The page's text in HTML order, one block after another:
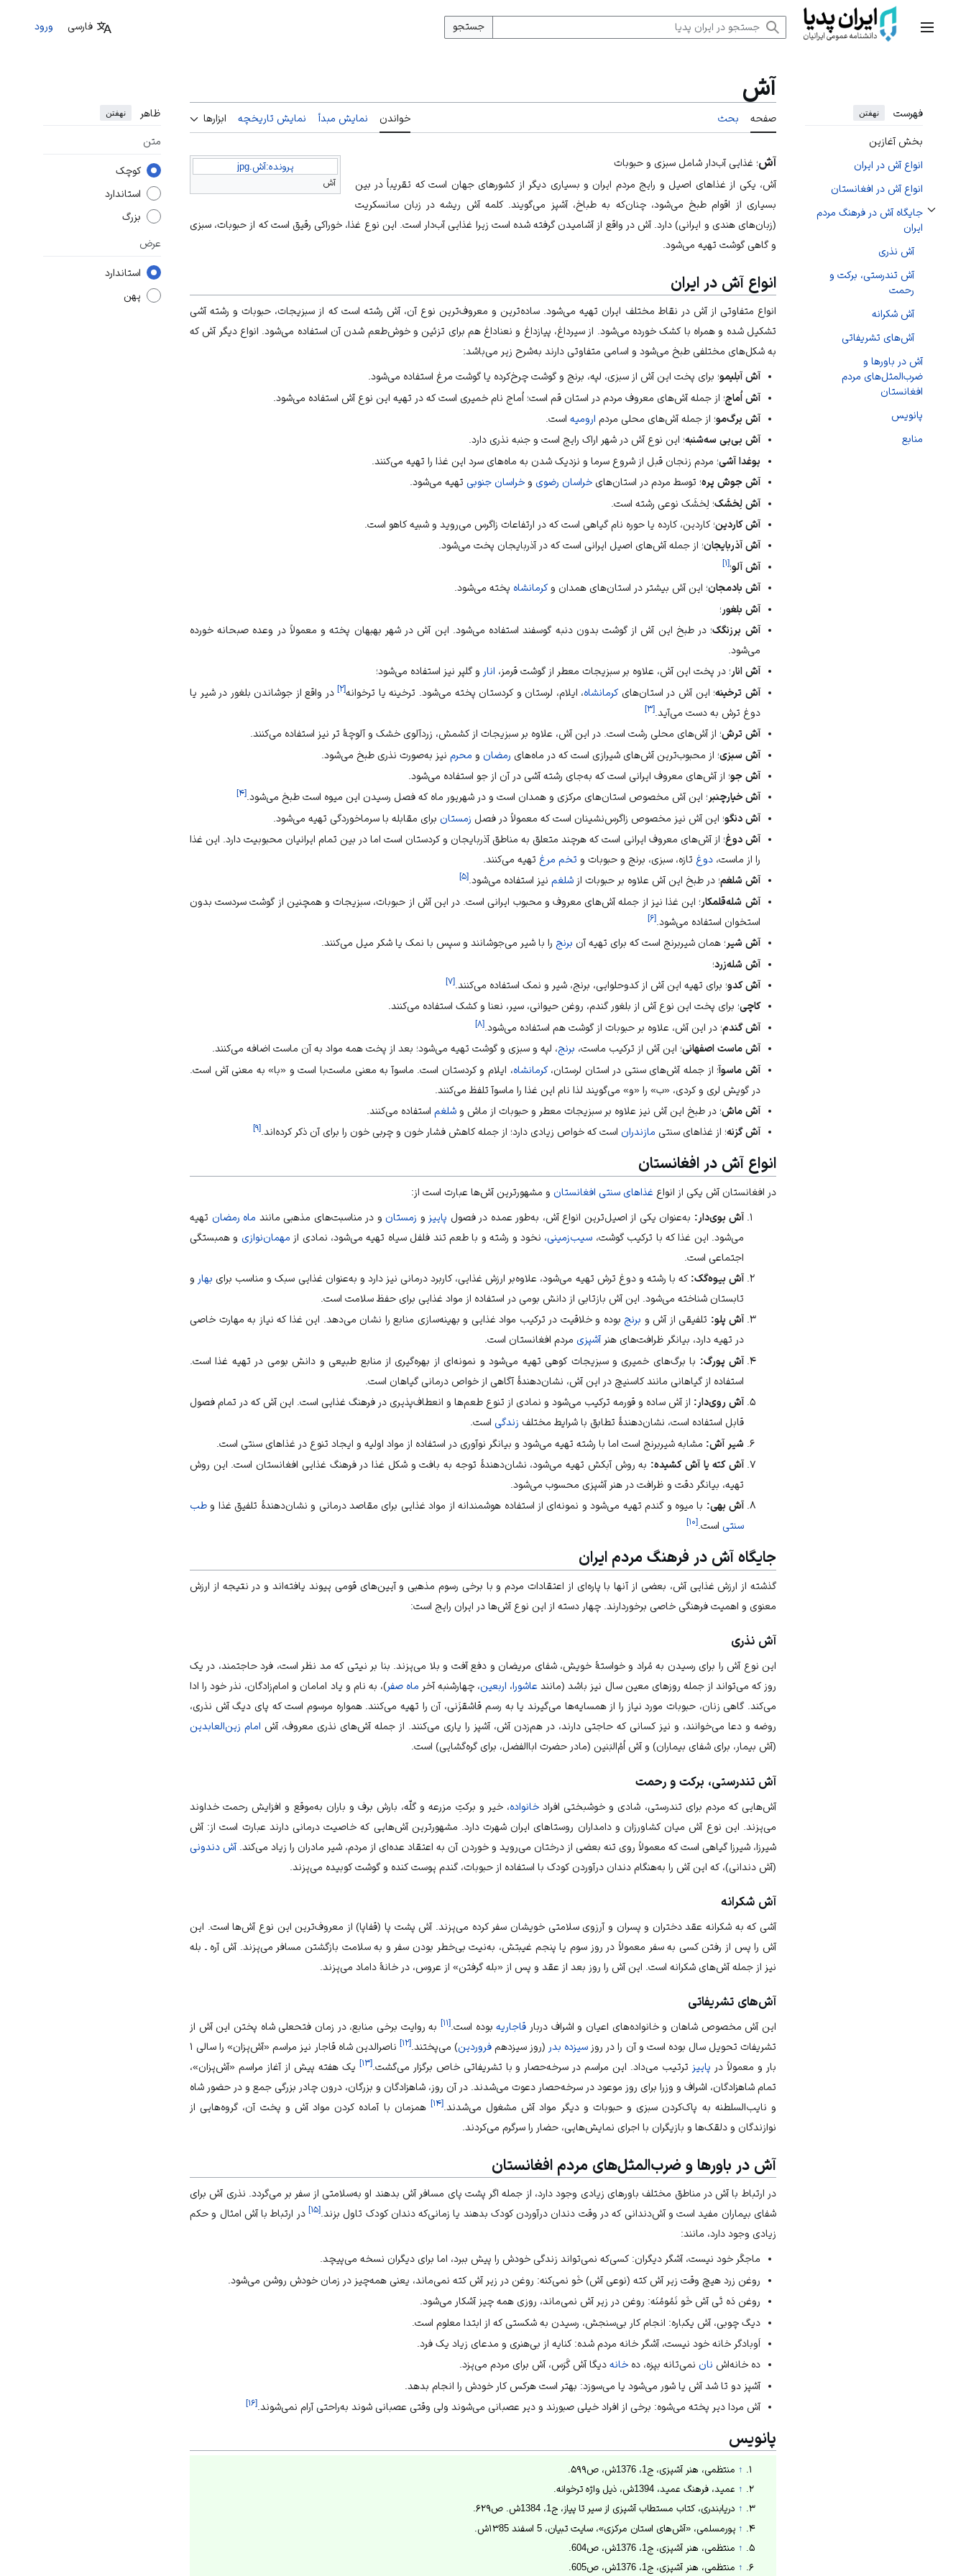
منوی اصلی
جستجو فارسی ورود
فهرست نهفتن
بخش آغازین
انواع آش در ایران
انواع آش در افغانستان
جایگاه آش در فرهنگ مردم
ایران
تغییر وضعیت زیربخش‌های جایگاه آش در فرهنگ مردم ایران
آش نذری
آش تندرستی، برکت و
رحمت
آش شکرانه
آش‌های تشریفاتی
آش در باورها و
ضرب‌المثل‌های مردم
افغانستان
پانویس
منابع
آش
صفحه بحث خواندن نمایش مبدأ نمایش تاریخچه ابزارها ظاهر نهفتن
متن
کوچک
استاندارد
بزرگ
عرض
استاندارد
پهن
پرونده:آش.jpg
آش
آش؛ غذایی آب‌دار شامل سبزی و حبوبات
آش، یکی از غذاهای اصیل و رایج مردم ایران و بسیاری دیگر از کشورهای جهان است که تقریباً در بین
بسیاری از اقوام طبخ می‌شود، چنان‌که به طباخ، آشپز می‌گویند. کلمه آش ریشه در زبان سانسکریت
(زبان‌های هندی و ایرانی) دارد. آش در واقع از آشامیدن گرفته شده است زیرا غذایی آب‌دار است. این نوع غذا، خوراکی رقیق است که از حبوبات، سبزی
و گاهی گوشت تهیه می‌شود.
انواع آش در ایران
انواع متفاوتی از آش در نقاط مختلف ایران تهیه می‌شود. ساده‌ترین و معروف‌ترین نوع آن، آش رشته است که از سبزیجات، حبوبات و رشته آشی
تشکیل شده و همراه با کشک خورده می‌شود. از سیرداغ، پیازداغ و نعناداغ هم برای تزئین و خوش‌طعم شدن آن استفاده می‌شود. انواع دیگر آش که
به شکل‌های مختلفی طبخ می‌شود و اسامی متفاوتی دارند به‌شرح زیر می‌باشد:
آش آبلیمو؛ برای پخت این آش از سبزی، لپه، برنج و گوشت چرخ‌کرده یا گوشت مرغ استفاده می‌شود.
آش اُماج؛ از جمله آش‌های معروف مردم در استانقم است؛ اُماج نام خمیری است که در تهیه این نوع آش استفاده می‌شود.
آش برگ‌مو؛ از جمله آش‌های محلی مردم ارومیه است.
آش بی‌بی سه‌شنبه؛ این نوع آش در شهر اراک رایج است و جنبه نذری دارد.
بوغدا آشی؛ مردم زنجان قبل از شروع سرما و نزدیک شدن به ماه‌های سرد این غذا را تهیه می‌کنند.
آش جوش پره؛ توسط مردم در استان‌هایخراسان رضوی وخراسان جنوبی تهیه می‌شود.
آش لِخشَک؛ لِخشَک نوعی رشته است.
آش کاردین؛ کاردین، کارده یا حوره نام گیاهی است که در ارتفاعات زاگرس می‌روید و شبیه کاهو است.
آش آذربایجان؛ از جمله آش‌های اصیل ایرانی است که درآذربایجان پخت می‌شود.
آش آلو؛[۱]
آش بادمجان؛ این آش بیشتر در استان‌هایهمدان وکرمانشاه پخته می‌شود.
آش بلغور ؛
آش برزنگک؛ در طبخ این آش از گوشت بدون دنبه گوسفند استفاده می‌شود. این آش در شهر بهبهان پخته و معمولاً در وعده صبحانه خورده
می‌شود.
آش انار ؛ در پخت این آش، علاوه بر سبزیجات معطر از گوشت قرمز، انار و گلپر نیز استفاده می‌شود؛
آش ترخینه؛ این آش در استان‌هایکرمانشاه، ایلام، لرستان وکردستان پخته می‌شود. ترخینه یا ترخوانه[۲]در واقع از جوشاندن بلغور در شیر یا
دوغ ترش به دست می‌آید.[۳]
آش ترش؛ از آش‌های محلی رشت است. در این آش، علاوه بر سبزیجات ازکشمش، زردآلوی خشک و آلوچهٔ تر نیز استفاده می‌کنند.
آش سبزی؛ از محبوب‌ترین آش‌های شیرازی است که در ماه‌های رمضان و محرم نیز به‌صورت نذری طبخ می‌شود.
آش جو؛ از آش‌های معروف ایرانی است که به‌جای رشته آشی در آن از جو استفاده می‌شود.
آش خیارچنبر ؛ این آش مخصوص استان‌های مرکزی وهمدان است و درشهریور ماه که فصل رسیدن این میوه است طبخ می‌شود.[۴]
آش دنگو؛ این آش نیز مخصوص زاگرس‌نشینان است که معمولاً در فصل زمستان برای مقابله با سرماخوردگی تهیه می‌شود.
آش دوغ؛ از آش‌های معروف ایرانی است که هرچند متعلق به مناطق آذربایجان وکردستان است اما در بین تمام ایرانیان محبوبیت دارد. این غذا
را از ماست،دوغ تازه، سبزی، برنج و حبوبات و تخم مرغ تهیه می‌کنند.
آش شلغم؛ در طبخ این آش علاوه بر حبوبات ازشلغم نیز استفاده می‌شود.[۵]
آش شله‌قلمکار ؛ این غذا نیز از جمله آش‌های معروف و محبوب ایرانی است. در این آش از حبوبات، سبزیجات و همچنین از گوشت سردست بدون
استخوان استفاده می‌شود.[۶]
آش شیر ؛ همان شیربرنج است که برای تهیه آن برنج را با شیر می‌جوشانند و سپس با نمک یا شکر میل می‌کنند.
آش شله‌زرد؛
آش کدو؛ برای تهیه این آش از کدوحلوایی، برنج، شیر و نمک استفاده می‌کنند.[۷]
کاچی؛ برای پخت این نوع آش از بلغورگندم، روغن حیوانی، سیر، نعنا و کشک استفاده می‌کنند.
آش گندم؛ در این آش، علاوه بر حبوبات از گوشت هم استفاده می‌شود.[۸]
آش ماست اصفهانی؛ این آش از ترکیب ماست، برنج، لپه و سبزی و گوشت تهیه می‌شود؛ بعد از پخت همه مواد به آن ماست اضافه می‌کنند.
آش ماسوآ؛ از جمله آش‌های سنتی در استان لرستان،کرمانشاه، ایلام وکردستان است. ماسوآ به معنی ماست‌با است و «با» به معنی آش است.
در گویش لری و کردی، «ب» را «و» می‌گویند لذا نام این غذا را ماسوآ تلفظ می‌کنند.
آش ماش؛ در طبخ این آش نیز علاوه بر سبزیجات معطر و حبوبات از ماش وشلغم استفاده می‌کنند.
آش گزنه؛ از غذاهای سنتی مازندران است که خواص زیادی دارد؛ از جمله کاهش فشار خون و چربی خون را برای آن ذکر کرده‌اند.[۹]
انواع آش در افغانستان
در افغانستان آش یکی از انواع غذاهای سنتی افغانستان و مشهورترین آش‌ها عبارت است از:
آش بوی‌دار: به‌عنوان یکی از اصیل‌ترین انواع آش، به‌طور عمده در فصول پاییز و زمستان و در مناسبت‌های مذهبی مانند ماه رمضان تهیه
می‌شود. این غذا که با ترکیب گوشت، سیب‌زمینی، نخود و رشته و با طعم تند فلفل سیاه تهیه می‌شود، نمادی از مهمان‌نوازی و همبستگی
اجتماعی است.
آش بیوه‌گک: که با رشته و دوغ ترش تهیه می‌شود، علاوه‌بر ارزش غذایی، کاربرد درمانی نیز دارد و به‌عنوان غذایی سبک و مناسب برای بهار و
تابستان شناخته می‌شود. این آش بازتابی از دانش بومی در استفاده از مواد غذایی برای حفظ سلامت است.
آش پلو: تلفیقی از آش و برنج بوده و خلاقیت در ترکیب مواد غذایی و بهینه‌سازی منابع را نشان می‌دهد. این غذا که نیاز به مهارت خاصی
در تهیه دارد، بیانگر ظرافت‌های هنرآشپزیمردم افغانستان است.
آش پورگ: با برگ‌های خمیری و سبزیجات کوهی تهیه می‌شود و نمونه‌ای از بهره‌گیری از منابع طبیعی و دانش بومی در تهیه غذا است.
استفاده از گیاهانی مانند کاسنیچ در این آش، نشان‌دهندهٔ آگاهی از خواص درمانی گیاهان است.
آش روی‌دار: از آش ساده و قورمهترکیب می‌شود و نمادی از تنوع طعم‌ها و انعطاف‌پذیری در فرهنگ غذایی است. این آش که در تمام فصول
قابل استفاده است، نشان‌دهندهٔ تطابق با شرایط مختلف زندگیاست.
شیر آش: مشابه شیربرنج است اما با رشته تهیه می‌شود و بیانگر نوآوری در استفاده از مواد اولیه و ایجاد تنوع در غذاهای سنتی است.
آش کته یا آش کشیده: به روش آبکش تهیه می‌شود، نشان‌دهندهٔ توجه به بافت و شکل غذا در فرهنگ غذایی افغانستان است. این روش
تهیه، بیانگر دقت و ظرافت در هنر آشپزی محسوب می‌شود.
آش بهی: با میوه و گندمتهیه می‌شود و نمونه‌ای از استفاده هوشمندانه از مواد غذایی برای مقاصد درمانی و نشان‌دهندهٔ تلفیق غذا و طب
سنتیاست.[۱۰]
جایگاه آش در فرهنگ مردم ایران
گذشته از ارزش غذایی آش، بعضی از آنها با پاره‌ای از اعتقادات مردم و با برخی رسوم مذهبی و آیین‌های قومی پیوند یافته‌اند و در نتیجه از ارزش
معنوی و اهمیت فرهنگی خاصی برخوردارند. چهار دسته از این نوع آش‌ها در ایران رایج است:
آش نذری
این نوع آش را برای رسیدن به مُراد و خواستهٔ خویش، شفای مریضان و دفع آفت و بلا می‌پزند. بنا بر نیتی که مد نظر است، فرد حاجتمند، در یک
روز که می‌تواند از جمله روزهای معین سال نیز باشد (مانند عاشورا، اربعین، چهارشنبه آخر ماه صفر)، به نام و یاد امامان و امام‌زادگان، نذر خود را ادا
می‌کند. گاهی زنان، حبوبات مورد نیاز را از همسایه‌ها می‌گیرند یا به رسم قاشقزَنی، آن را تهیه می‌کنند. همواره مرسوم است که پای دیگ آش نذری،
روضه و دعا می‌خوانند، و نیز کسانی که حاجتی دارند، در هم‌زدن آش، آشپز را یاری می‌کنند. از جمله آش‌های نذری معروف، آش امام زین‌العابدین
(آش بیمار، برای شفای بیماران) و آش اُمُ‌البَنین (مادر حضرت اباالفضل، برای گره‌گشایی) است.
آش تندرستی، برکت و رحمت
آش‌هایی که مردم برای تندرستی، شادی و خوشبختی افرادخانواده، خیر و برکتِ مزرعه و گلّه، بارش برف و باران به‌موقع و افزایش رحمت خداوند
می‌پزند. این نوع آش میان کشاورزان و دامداران روستاهای ایران شهرت دارد. مشهورترین آش‌هایی که خاصیت درمانی دارند عبارت است از: آش
شیرزا، شیرزا گیاهی است که معمولاً روی تنه بعضی از درختان می‌روید و خوردن آن به اعتقاد عده‌ای از مردم، شیر مادران را زیاد می‌کند.آش دندونی
(آش دندانی)، که این آش را به‌هنگام دندان درآوردن کودک با استفاده از حبوبات، گندم پوست کنده و گوشت کوبیده می‌پزند.
آش شکرانه
آشی که به شکرانه عقد دختران و پسران و آرزوی سلامتی خویشان سفر کرده می‌پزند. آش پشت پا (قفاپا) از معروف‌ترین این نوع آش‌ها است. این
آش را پس از رفتن کسی به سفر معمولاً در روز سوم یا پنجم غیبتش، به‌نیت بی‌خطر بودن سفر و به سلامت بازگشتن مسافر می‌پزند. آش آره ـ بله
نیز از جمله آش‌های شکرانه است. این آش را روز بعد از عقد و پس از «بله گرفتن» از عروس، در خانهٔ داماد می‌پزند.
آش‌های تشریفاتی
این آش مخصوص شاهان و خانواده‌های اعیان و اشراف دربار قاجاریهبوده است.[۱۱] به روایت برخی منابع، در زمان فتحعلی شاه پختن این آش از
تشریفات تحویل سال بوده است و آن را در روز سیزده بدر (روز سیزدهمفروردین) می‌پختند.[۱۲]
ناصرالدین شاه قاجار نیز مراسم «آش‌پزان» را سالی ۱
بار و معمولاً در پاییز ترتیب می‌داد. این مراسم در سرخه‌حصار و با تشریفاتی خاص برگزار می‌گشت.[۱۳] یک هفته پیش از آغاز مراسم «آش‌پزان»،
تمام شاهزادگان، اشراف و وزرا برای روز موعود در سرخه‌حصار دعوت می‌شدند. در آن روز، شاهزادگان و بزرگان، درون چادر بزرگی جمع و در حضور شاه
و نایب‌السلطنه به پاک‌کردن سبزی و حبوبات و دیگر مواد آش مشغول می‌شدند.[۱۴] همزمان با آماده کردن مواد آش و پخت آن، گروه‌هایی از
نوازندگان و دلقک‌ها و بازیگران با اجرای نمایش‌هایی، حضار را سرگرم می‌کردند.
آش در باورها و ضرب‌المثل‌های مردم افغانستان
در ارتباط با آش در مناطق مختلف باورهای زیادی وجود دارد، از جمله اگر پشت پای مسافر آش بدهند او به‌سلامتی از سفر بر می‌گردد. نذری آش برای
شفای بیماران مفید است و آش‌دندانی که در وقت دندان درآوردن کودک بدهند یا زمانی‌که دندان کودک تاول بزند.[۱۵] در ارتباط با آش امثال و حکم
زیادی وجود دارد، مانند:
ماجگَر خود نیست، آشگر دیگران: کسی‌که نمی‌تواند زندگی خودش را پیش ببرد، اما برای دیگران نسخه می‌پیچد.
روغن زرد هیچ وقت زیر آش کته (نوعی آش) خَو نمی‌کنه: روغن در زیر آش کته نمی‌ماند، یعنی همه‌چیز در زمان خودش روشن می‌شود.
روغن دَه تَی آش خَو نَمُومُنَه: روغن در زیر آش نمی‌ماند، روزی همه چیز آشکار می‌شود.
دیگ چوبی، آش یکباره: انجام کار بی‌سنجش، رسیدن به شکستی که از ابتدا معلوم است.
اَوبادگر خانه خود نیست، آشگر خانه مردم شده: کنایه از بی‌هنری و مدعای زیاد یک فرد.
ده خانه‌اش نان نمی‌تانه بپزه، دهخانه دیگا آش گَرَس، آش برای مردم می‌پزد.
آشپز دو تا شد آش یا شور می‌شود یا می‌سوزد: بهتر است هرکس کار خودش را انجام بدهد.
آش مردا دیر پخته می‌شوه: برخی از افراد خیلی صبورند و دیر عصبانی می‌شوند ولی وقتی عصبانی شوند به‌راحتی آرام نمی‌شوند.[۱۶]
پانویس
↑ منتظمی، هنر آشپزی، ج1، 1376ش، ص۵۹۹.
↑ عمید، فرهنگ عمید، 1394ش، ذیل واژه ترخوانه.
↑ دریابندری، کتاب مستطاب آشپزی از سیر تا پیاز، ج1، 1384ش. ص۶۲۹.
↑ پورمسلمی، «آش‌های استان مرکزی»، سایت تبیان، 5 اسفند ۱۳85ش.
↑ منتظمی، هنر آشپزی، ج1، 1376ش، ص604.
↑ منتظمی، هنر آشپزی، ج1، 1376ش، ص605.